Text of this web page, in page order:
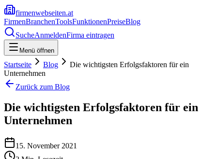
firmenwebseiten.at
FirmenBranchenToolsFunktionenPreiseBlog
SucheAnmeldenFirma eintragen
Menü öffnen
Startseite Blog
Die wichtigsten Erfolgsfaktoren für ein
Unternehmen
Zurück zum Blog
Die wichtigsten Erfolgsfaktoren für ein
Unternehmen
15. November 2021